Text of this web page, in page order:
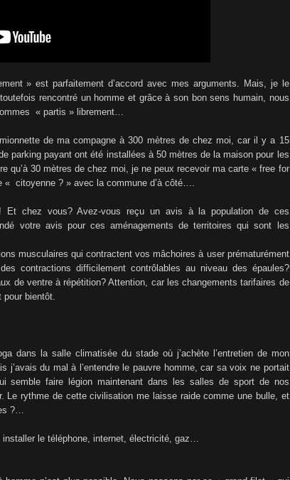
» est parfaitement d’accord avec mes arguments. Mais, je le
rencontré un homme et grâce à son bon sens humain, nous
« partis » librement…
de ma compagne à 300 mètres de chez moi, car il y a 15
parking payant ont été installées à 50 mètres de la maison pour les
qu’à 30 mètres de chez moi, je ne peux recevoir ma carte « free for
« citoyenne ? » avec la commune d’à côté….
chez vous? Avez-vous reçu un avis à la population de ces
votre avis pour ces aménagements de territoires qui sont les
musculaires qui contractent vos mâchoires à user prématurément
contractions difficilement contrôlables au niveau des épaules?
de ventre à répétition? Attention, car les changements tarifaires de
bientôt.
dans la salle climatisée du stade où j’achète l’entretien de mon
du mal à l’entendre le pauvre homme, car sa voix ne portait
semble faire légion maintenant dans les salles de sport de nos
Le rythme de cette civilisation me laisse raide comme une bulle, et
?…
installer le téléphone, internet, électricité, gaz…